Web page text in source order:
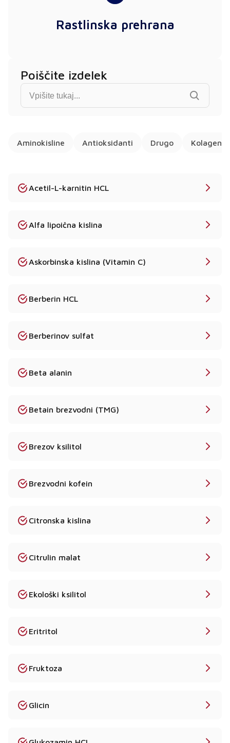
Rastlinska prehrana
Poiščite izdelek
Find product...
Aminokisline Antioksidanti Drugo Kolageni
Acetil-L-karnitin HCL
Alfa lipoična kislina
Askorbinska kislina (Vitamin C)
Berberin HCL
Berberinov sulfat
Beta alanin
Betain brezvodni (TMG)
Brezov ksilitol
Brezvodni kofein
Citronska kislina
Citrulin malat
Ekološki ksilitol
Eritritol
Fruktoza
Glicin